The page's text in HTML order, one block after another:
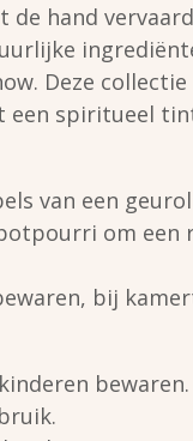
hand
Deze
een spiritueel
van een
om een
bij
bewaren.